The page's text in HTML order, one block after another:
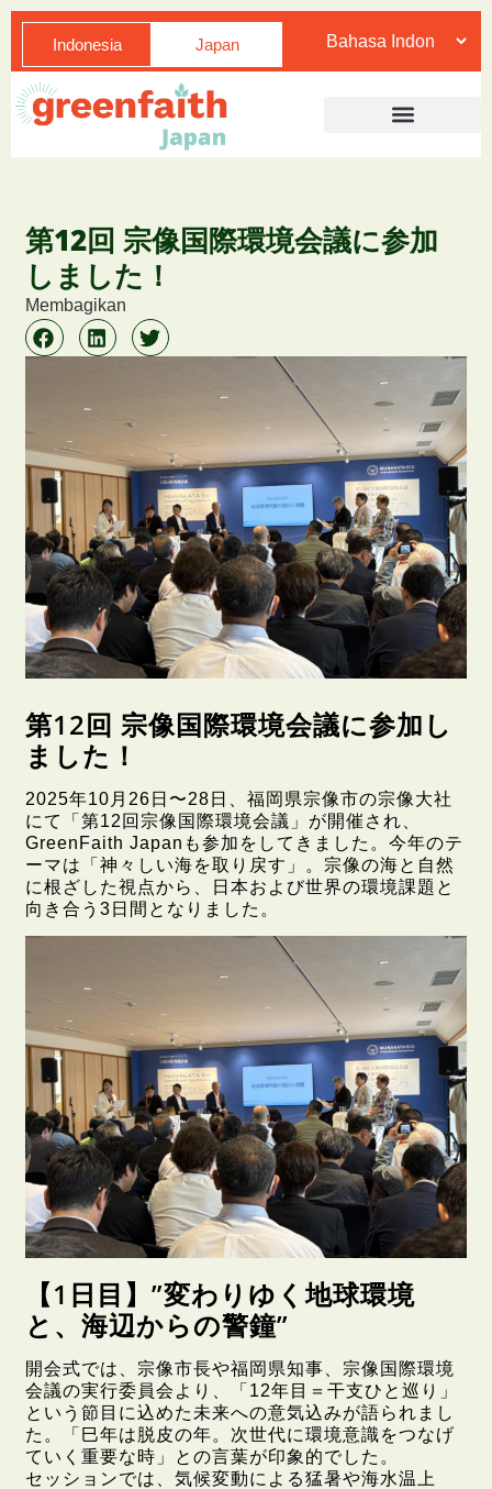
Indonesia Japan
第12回 宗像国際環境会議に参加
しました！
Membagikan
第12回 宗像国際環境会議に参加し
ました！
2025年10月26日〜28日、福岡県宗像市の宗像大社
にて「第12回宗像国際環境会議」が開催され、
GreenFaith Japanも参加をしてきました。今年のテ
ーマは「神々しい海を取り戻す」。宗像の海と自然
に根ざした視点から、日本および世界の環境課題と
向き合う3日間となりました。
【1日目】”変わりゆく地球環境
と、海辺からの警鐘”
開会式では、宗像市長や福岡県知事、宗像国際環境
会議の実行委員会より、「12年目＝干支ひと巡り」
という節目に込めた未来への意気込みが語られまし
た。「巳年は脱皮の年。次世代に環境意識をつなげ
ていく重要な時」との言葉が印象的でした。
セッションでは、気候変動による猛暑や海水温上